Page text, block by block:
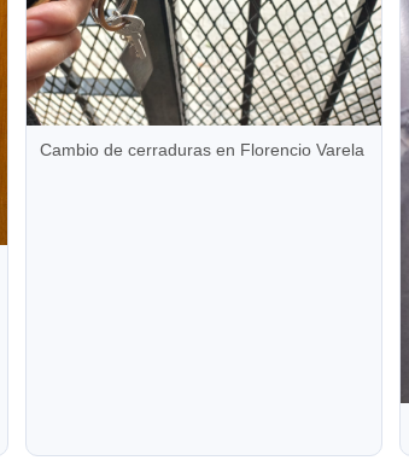
Cambio de cerraduras en Florencio Varela